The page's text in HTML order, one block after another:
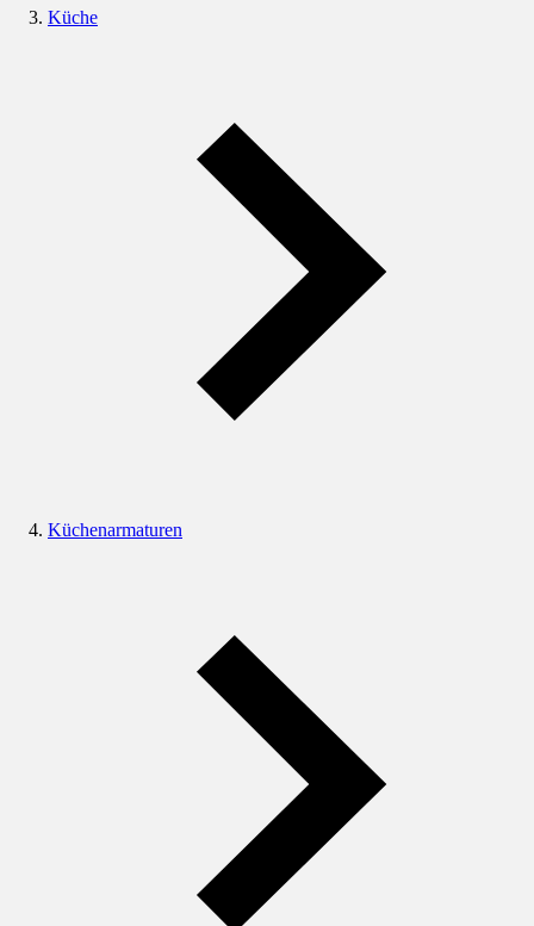
Küche
Küchenarmaturen